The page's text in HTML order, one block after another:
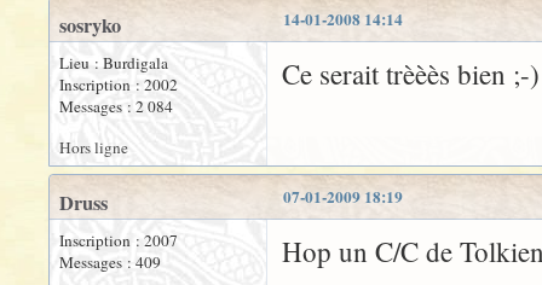
14-01-2008 14:14
sosryko
Lieu : Burdigala
Inscription : 2002
Messages : 2 084
Ce serait trèèès bien ;-)
Hors ligne
07-01-2009 18:19
Druss
Inscription : 2007
Messages : 409
Hop un C/C de